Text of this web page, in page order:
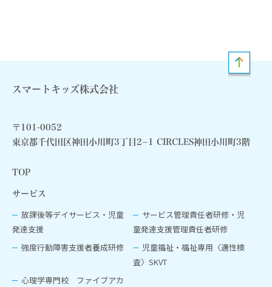
スマートキッズ株式会社
〒101-0052
東京都千代田区神田小川町3丁目2−1 CIRCLES神田小川町3階
TOP
サービス
放課後等デイサービス・児童
発達支援
サービス管理責任者研修・児
童発達支援管理責任者研修
強度行動障害支援者養成研修
児童福祉‧福祉専用〈適性検
査〉SKVT
心理学専門校 ファイブアカ